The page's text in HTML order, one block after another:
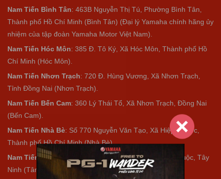
Nam Tiến Bình Tân: 463B Nguyễn Thị Tú, Phường Bình Tân,
Thành phố Hồ Chí Minh (Bình Tân) (Đại lý Yamaha chính hãng ủy
nhiệm của tập đoàn Yamaha Motor Việt Nam).
Nam Tiến Hóc Môn: 385 Đ. Tô Ký, Xã Hóc Môn, Thành phố Hồ
Chí Minh (Hóc Môn).
Nam Tiến Nhơn Trạch: 720 Đ. Hùng Vương, Xã Nhơn Trạch,
Tỉnh Đồng Nai (Nhơn Trạch).
Nam Tiến Bến Cam: 360 Lý Thái Tổ, Xã Nhơn Trạch, Đồng Nai
(Bến Cam).
Nam Tiến Nhà Bè: Số 770 Nguyễn Văn Tạo, Xã Hiệp Phước,
Thành phố Hồ Chí Minh (Nhà Bè).
Nam Tiến Tân Kim
: 192 QL50, Ấp Kim Điền, Xã Cần Giuộc, Tây
Ninh (Tân Kim).